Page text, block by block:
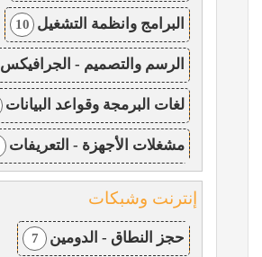
البرامج وانظمة التشغيل 10
الرسم والتصميم - الجرافيكس
لغات البرمجة وقواعد البيانات
مشغلات الأجهزة - التعريفات
إنترنت وشبكات
حجز النطاق - الدومين 7